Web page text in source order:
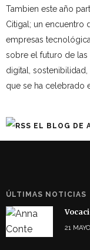
Tambien este año
Citigal; un encuentro
empresas
sobre el futuro de las
digital,
que se ha celebrado
EL BLOG DE
ÚLTIMAS NOTICIAS
21